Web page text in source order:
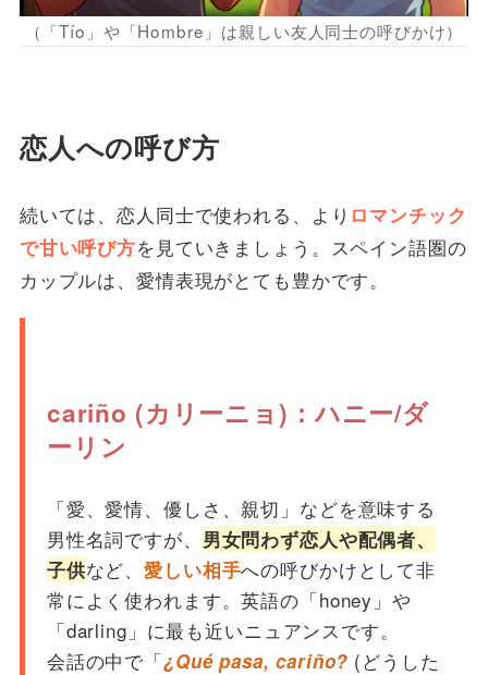
（「Tío」や「Hombre」は親しい友人同士の呼びかけ）
恋人への呼び方
続いては、恋人同士で使われる、より ロマンチック
で甘い呼び方を見ていきましょう。スペイン語圏の
カップルは、愛情表現がとても豊かです。
cariño (カリーニョ)：ハニー/ダ
ーリン
「愛、愛情、優しさ、親切」などを意味する
男性名詞ですが、 男女問わず恋人や配偶者、
子供など、愛しい相手への呼びかけとして非
常によく使われます。英語の「honey」や
「darling」に最も近いニュアンスです。
会話の中で「¿Qué pasa, cariño? (どうした